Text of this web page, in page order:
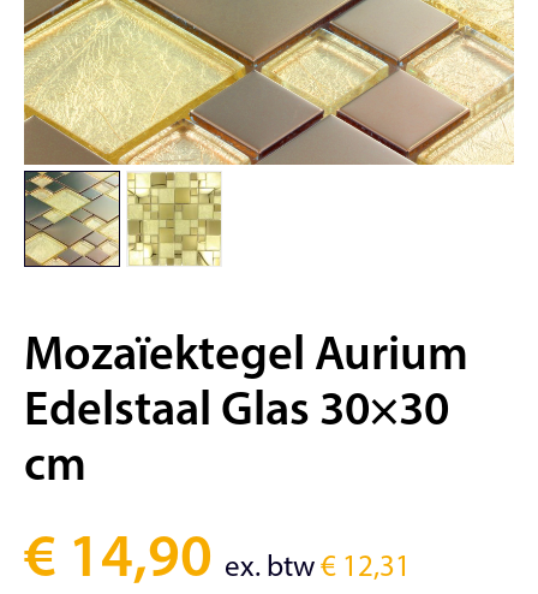
Mozaïektegel Aurium
Edelstaal Glas 30×30
cm
€ 14,90 ex. btw € 12,31